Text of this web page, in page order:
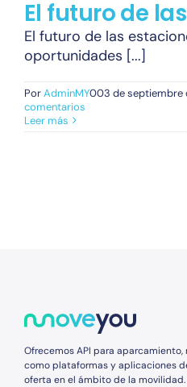
El futuro de
El futuro de las
oportunidades [...]
PorAdminMY003 de septiembre
comentarios
Leer más
Ofrecemos API para
como plataformas y aplicaciones
oferta en el ámbito de la movilidad.